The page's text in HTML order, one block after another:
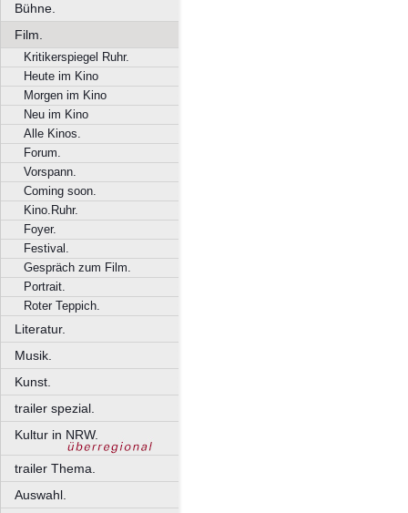
Bühne.
Film.
Kritikerspiegel Ruhr.
Heute im Kino
Morgen im Kino
Neu im Kino
Alle Kinos.
Forum.
Vorspann.
Coming soon.
Kino.Ruhr.
Foyer.
Festival.
Gespräch zum Film.
Portrait.
Roter Teppich.
Literatur.
Musik.
Kunst.
trailer spezial.
Kultur in NRW.
trailer Thema.
Auswahl.